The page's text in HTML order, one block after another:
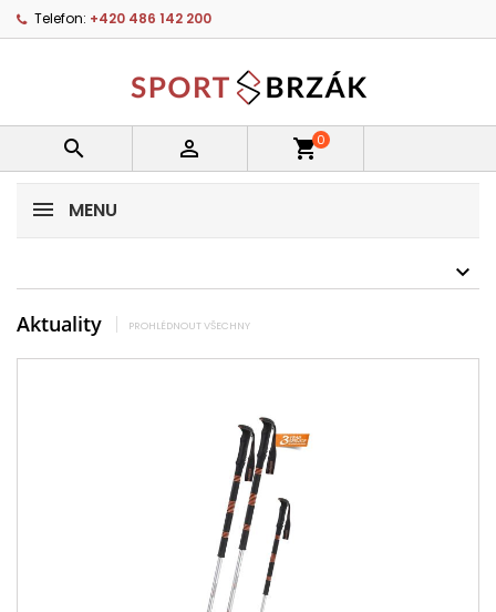
Telefon: +420 486 142 200
  shopping_cart0
MENU
Aktuality PROHLÉDNOUT VŠECHNY